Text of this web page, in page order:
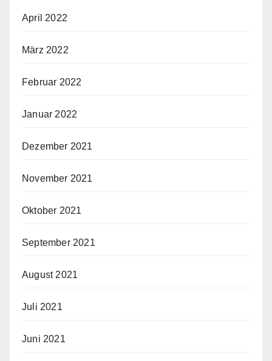
April 2022
März 2022
Februar 2022
Januar 2022
Dezember 2021
November 2021
Oktober 2021
September 2021
August 2021
Juli 2021
Juni 2021